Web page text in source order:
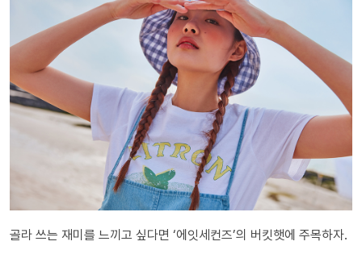
골라 쓰는 재미를 느끼고 싶다면 ‘에잇세컨즈’의 버킷햇에 주목하자.